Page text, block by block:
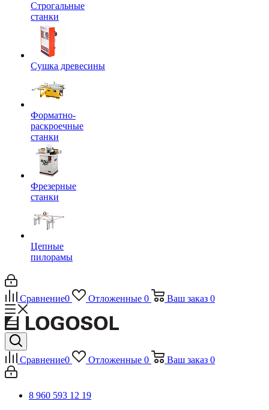
Строгальные
станки
Сушка древесины
Форматно-
раскроечные
станки
Фрезерные
станки
Цепные
пилорамы
Сравнение0 Отложенные 0 Ваш заказ 0
Сравнение0 Отложенные 0 Ваш заказ 0
8 960 593 12 19